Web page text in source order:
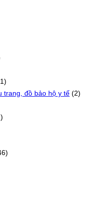
trang, đồ bảo hộ y tế (2)